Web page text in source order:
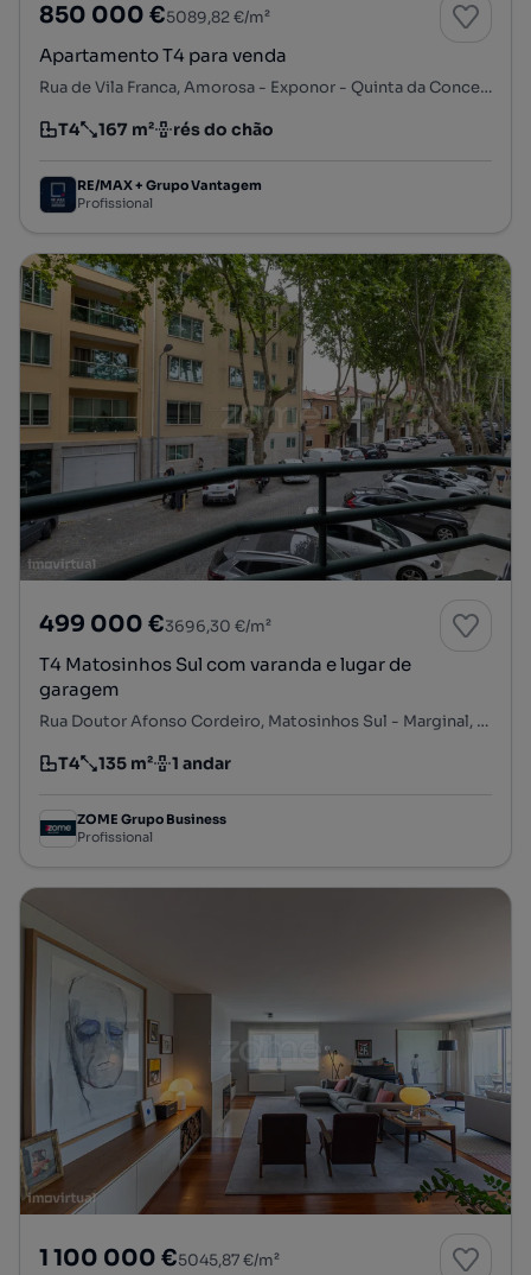
850 000 €5089,82 €/m²
Apartamento T4 para venda
Rua de Vila Franca, Amorosa - Exponor - Quinta da Conceição, Matosinhos e Leça da Palmeira, Matosinhos, Porto
Tipologia
T4
Preço por metro quadrado
167 m²
Andar rés do chão
RE/MAX + Grupo Vantagem
Profissional
499 000 €3696,30 €/m²
T4 Matosinhos Sul com varanda e lugar de
garagem
Rua Doutor Afonso Cordeiro, Matosinhos Sul - Marginal, Matosinhos e Leça da Palmeira, Matosinhos, Porto
Tipologia
T4
Preço por metro quadrado
135 m²
Andar 1 andar
ZOME Grupo Business
Profissional
1 100 000 €5045,87 €/m²